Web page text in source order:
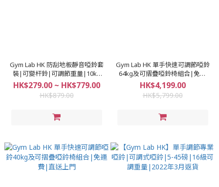
Gym Lab HK 防刮地板靜音啞鈴套
裝|可變杆鈴|可調節重量|10kg
15kg 20kg 30kg 40kg 50kg 可選
擇
HK$279.00 ~ HK$779.00
HK$879.00
Gym Lab HK 單手快速可調節啞鈴
64kg及可摺疊啞鈴椅組合|免運
費|直送上門
HK$4,199.00
HK$5,799.00